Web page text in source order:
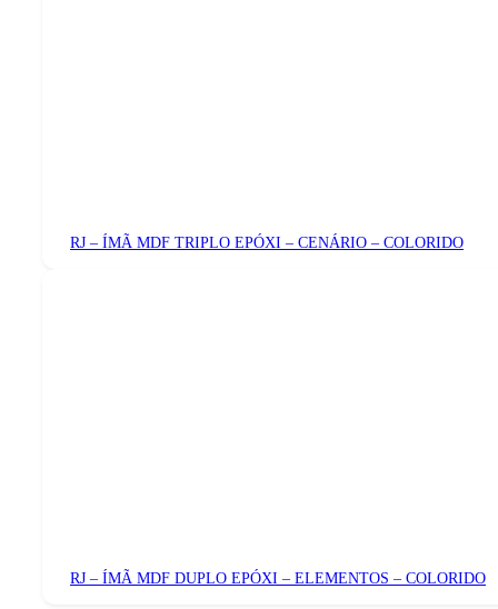
RJ – ÍMÃ MDF TRIPLO EPÓXI – CENÁRIO – COLORIDO
RJ – ÍMÃ MDF DUPLO EPÓXI – ELEMENTOS – COLORIDO